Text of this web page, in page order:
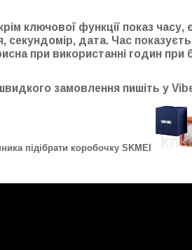
ключової функції показ
секундомір, дата. Час
при використанні годин при
замовлення пишіть у
підібрати коробочку SKMEI